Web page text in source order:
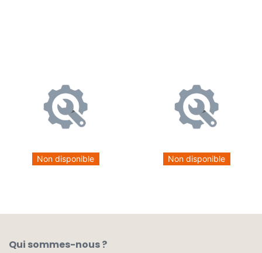
Non disponible Non disponible
Qui sommes-nous ?